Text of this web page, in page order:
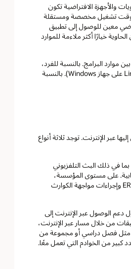
والأجهزة الافتراضية تكون
وقت تشغيل مخصصة ومستقلة
معين للوصول إلى تطبيق
خيارًا أكثر ملاءمة للموارد
البرامج. بالنسبة للفرد،
قد تكون حالة استخدام نموذجية بتثبيت نظام تشغيل منفصل على جهاز كمبيوتر مادي (على سبيل المثال، Linux على جهاز Windows). بالنسبة
عبر الإنترنت. توجد ثلاثة أنواع
في ذلك البث التلفزيوني
على مستوى المؤسسة،
يمكن أن تتضمن خدمات الحوسبة السحابية البنية التحتية للسحابة والتطبيقات المستندة إلى السحابة، مثل ERP وإجراءات مواجهة الكوارث
دعم الوصول عبر الإنترنت إلى
من خلال مسار عبر الإنترنت،
مثل فصل دراسي أو مجموعة من
كبير من الخوادم التي تعمل معًا.